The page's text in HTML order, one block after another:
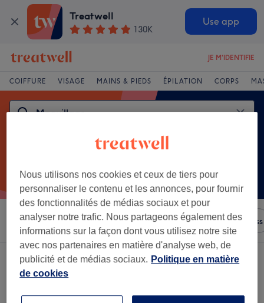
Treatwell
130K
Use app
JE M'IDENTIFIE
COIFFURE VISAGE MAINS & PIEDS ÉPILATION CORPS
Trier par N'importe quel prix Salons Offres Express
Un établissement offrant:maquillage à Thionville
Nous utilisons nos cookies et ceux de tiers pour
personnaliser le contenu et les annonces, pour fournir
des fonctionnalités de médias sociaux et pour
analyser notre trafic. Nous partageons également des
informations sur la façon dont vous utilisez notre site
avec nos partenaires en matière d'analyse web, de
publicité et de médias sociaux. Politique en matière
de cookies